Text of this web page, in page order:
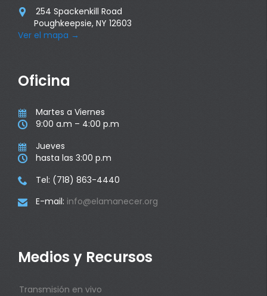

254 Spackenkill Road
Poughkeepsie, NY 12603
Ver el mapa →
Oficina
 Martes a Viernes
 9:00 a.m – 4:00 p.m
 Jueves
 hasta las 3:00 p.m
 Tel: (718) 863-4440
 E-mail: info@elamanecer.org
Medios y Recursos
Transmisión en vivo